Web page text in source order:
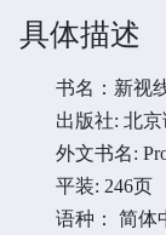
具体描述
书名：新视
出版社: 北
外文书名:
平装: 246页
语种： 简体